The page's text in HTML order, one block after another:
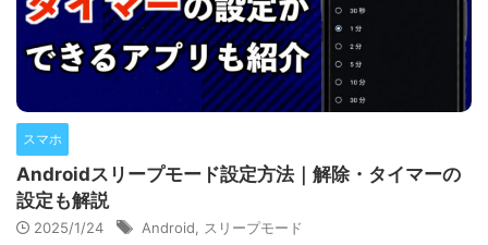
スマホ
Androidスリープモード設定方法｜解除・タイマーの
設定も解説
2025/1/24 Android スリープモード